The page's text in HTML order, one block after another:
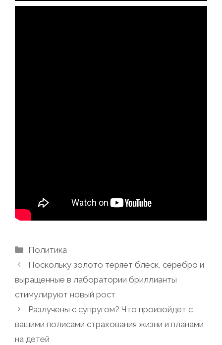
Рубрики
Политика
Поскольку золото теряет блеск, серебро и
выращенные в лаборатории бриллианты
стимулируют новый рост
Разлучены с супругом? Что произойдет с
вашими полисами страхования жизни и планами
на детей